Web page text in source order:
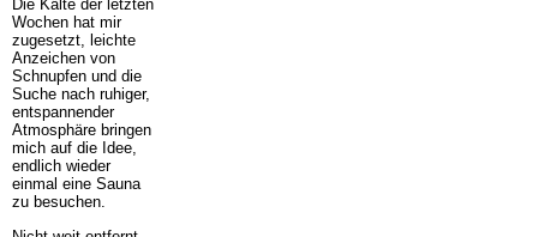
Die Kälte der letzten
Wochen hat mir
zugesetzt, leichte
Anzeichen von
Schnupfen und die
Suche nach ruhiger,
entspannender
Atmosphäre bringen
mich auf die Idee,
endlich wieder
einmal eine Sauna
zu besuchen.